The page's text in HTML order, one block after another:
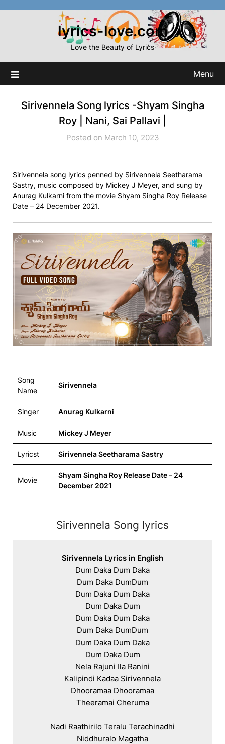
lyrics-love.com
Love the Beauty of Lyrics
Menu
Sirivennela Song lyrics -Shyam Singha
Roy | Nani, Sai Pallavi |
Posted on March 10, 2023
Sirivennela song lyrics penned by Sirivennela Seetharama
Sastry, music composed by Mickey J Meyer, and sung by
Anurag Kulkarni from the movie Shyam Singha Roy Release
Date – 24 December 2021.
Song
Name
Sirivennela
Singer Anurag Kulkarni
Music Mickey J Meyer
Lyricst Sirivennela Seetharama Sastry
Movie
Shyam Singha Roy Release Date – 24
December 2021
Sirivennela Song lyrics
Sirivennela Lyrics in English
Dum Daka Dum Daka
Dum Daka DumDum
Dum Daka Dum Daka
Dum Daka Dum
Dum Daka Dum Daka
Dum Daka DumDum
Dum Daka Dum Daka
Dum Daka Dum
Nela Rajuni Ila Ranini
Kalipindi Kadaa Sirivennela
Dhooramaa Dhooramaa
Theeramai Cheruma
Nadi Raathirilo Teralu Terachinadhi
Niddhuralo Magatha